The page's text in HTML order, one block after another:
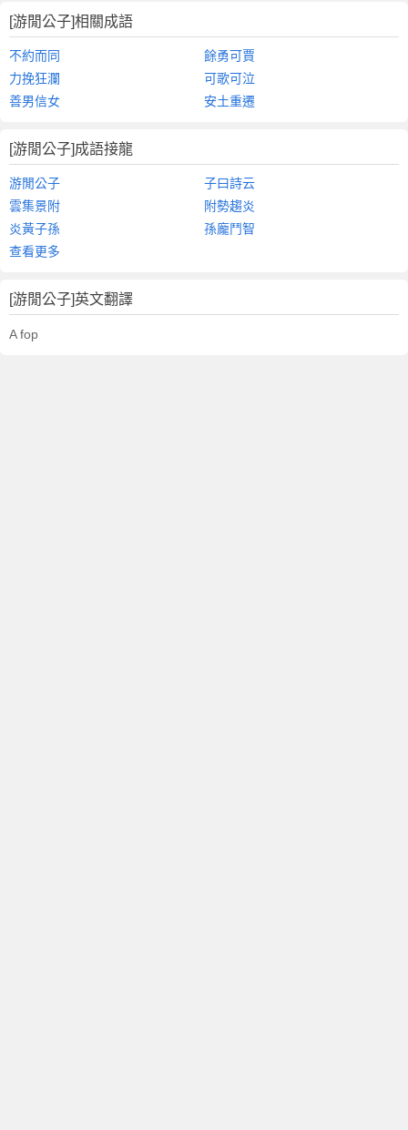
[游閒公子]相關成語
不約而同
餘勇可賈
力挽狂瀾
可歌可泣
善男信女
安土重遷
[游閒公子]成語接龍
游閒公子
子曰詩云
雲集景附
附勢趨炎
炎黃子孫
孫龐鬥智
查看更多
[游閒公子]英文翻譯
A fop